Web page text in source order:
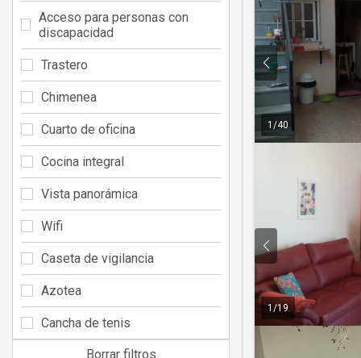
1 /40
1/19
Acceso para personas con
discapacidad
Trastero
Chimenea
Cuarto de oficina
Cocina integral
Vista panorámica
Wifi
Caseta de vigilancia
Azotea
Cancha de tenis
Borrar filtros